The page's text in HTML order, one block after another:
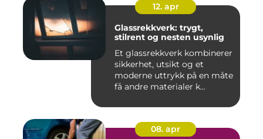
12. apr
Glassrekkverk: trygt,
stilrent og nesten usynlig
Et glassrekkverk kombinerer
sikkerhet, utsikt og et
moderne uttrykk på en måte
få andre materialer k...
08. apr